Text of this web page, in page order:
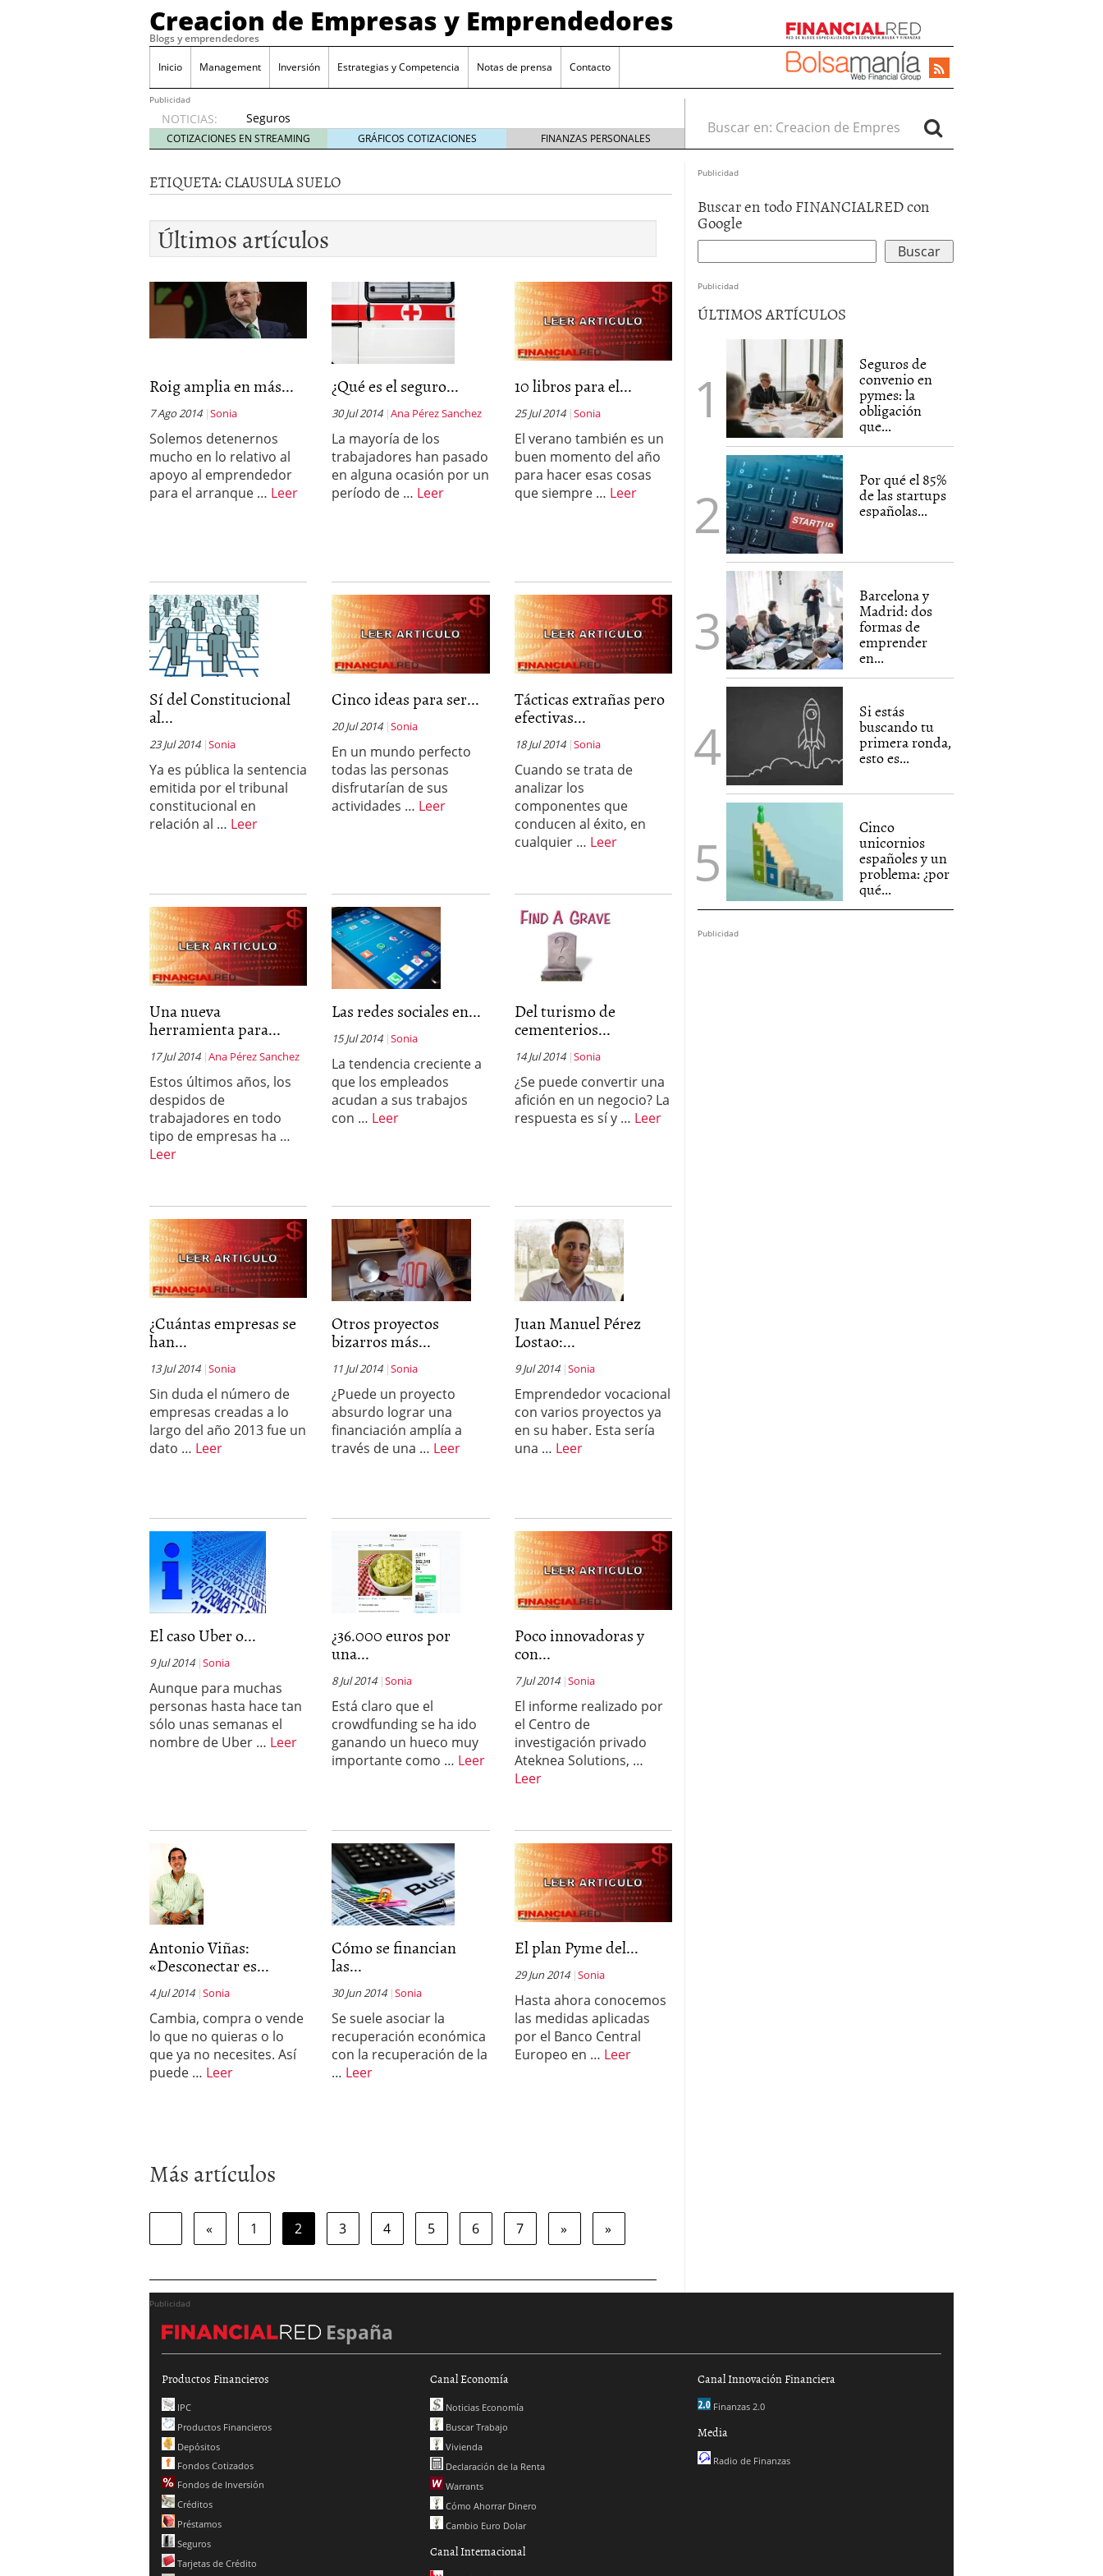
Creacion de Empresas y Emprendedores
Blogs y emprendedores
Inicio Management Inversión Estrategias y Competencia Notas de prensa Contacto
Publicidad
NOTICIAS:
Seguros
de
convenio
pymes:
la
obligación
que
muchas
descubren
cuando
ya es
demasiado
Por qué el 85% de las startups españolas no llega a los tres años (y cómo
evitar ser una de ellas) 2026/02/28
Barcelona y Madrid: dos formas de emprender en el mismo país 2026/02/23
Si estás buscando tu primera ronda, esto es lo que los fondos quieren ver
en 2026
2026/02/16
Cinco unicornios españoles y un problema: ¿por qué no salen más?
2026/02/08
COTIZACIONES EN STREAMING GRÁFICOS COTIZACIONES FINANZAS PERSONALES
Buscar en:
ETIQUETA:CLAUSULA SUELO
Últimos artículos
Roig amplia en más...
7 Ago 2014 Sonia
Solemos detenernos
mucho en lo relativo al
apoyo al emprendedor
para el arranque … Leer
¿Qué es el seguro...
30 Jul 2014 Ana Pérez Sanchez
La mayoría de los
trabajadores han pasado
en alguna ocasión por un
período de … Leer
10 libros para el...
25 Jul 2014 Sonia
El verano también es un
buen momento del año
para hacer esas cosas
que siempre … Leer
Sí del Constitucional
al...
23 Jul 2014 Sonia
Ya es pública la sentencia
emitida por el tribunal
constitucional en
relación al … Leer
Cinco ideas para ser...
20 Jul 2014 Sonia
En un mundo perfecto
todas las personas
disfrutarían de sus
actividades … Leer
Tácticas extrañas pero
efectivas...
18 Jul 2014 Sonia
Cuando se trata de
analizar los
componentes que
conducen al éxito, en
cualquier … Leer
Una nueva
herramienta para...
17 Jul 2014 Ana Pérez Sanchez
Estos últimos años, los
despidos de
trabajadores en todo
tipo de empresas ha …
Leer
Las redes sociales en...
15 Jul 2014 Sonia
La tendencia creciente a
que los empleados
acudan a sus trabajos
con … Leer
Del turismo de
cementerios...
14 Jul 2014 Sonia
¿Se puede convertir una
afición en un negocio? La
respuesta es sí y … Leer
¿Cuántas empresas se
han...
13 Jul 2014 Sonia
Sin duda el número de
empresas creadas a lo
largo del año 2013 fue un
dato … Leer
Otros proyectos
bizarros más...
11 Jul 2014 Sonia
¿Puede un proyecto
absurdo lograr una
financiación amplía a
través de una … Leer
Juan Manuel Pérez
Lostao:...
9 Jul 2014 Sonia
Emprendedor vocacional
con varios proyectos ya
en su haber. Esta sería
una … Leer
El caso Uber o...
9 Jul 2014 Sonia
Aunque para muchas
personas hasta hace tan
sólo unas semanas el
nombre de Uber … Leer
¿36.000 euros por
una...
8 Jul 2014 Sonia
Está claro que el
crowdfunding se ha ido
ganando un hueco muy
importante como … Leer
Poco innovadoras y
con...
7 Jul 2014 Sonia
El informe realizado por
el Centro de
investigación privado
Ateknea Solutions, …
Leer
Antonio Viñas:
«Desconectar es...
4 Jul 2014 Sonia
Cambia, compra o vende
lo que no quieras o lo
que ya no necesites. Así
puede … Leer
Cómo se financian
las...
30 Jun 2014 Sonia
Se suele asociar la
recuperación económica
con la recuperación de la
… Leer
El plan Pyme del...
29 Jun 2014 Sonia
Hasta ahora conocemos
las medidas aplicadas
por el Banco Central
Europeo en … Leer
Más artículos
« 1 2 3 4 5 6 7 » »
Publicidad
Buscar en todo FINANCIALRED con
Google
Publicidad
ÚLTIMOS ARTÍCULOS
Seguros de
convenio en
pymes: la
obligación
que...
Por qué el 85%
de las startups
españolas...
Barcelona y
Madrid: dos
formas de
emprender
en...
Si estás
buscando tu
primera ronda,
esto es...
Cinco
unicornios
españoles y un
problema: ¿por
qué...
Publicidad
Publicidad
España
Productos Financieros
IPC
Productos Financieros
Depósitos
Fondos Cotizados
Fondos de Inversión
Créditos
Préstamos
Seguros
Tarjetas de Crédito
Canal Economía
Noticias Economía
Buscar Trabajo
Vivienda
Declaración de la Renta
Warrants
Cómo Ahorrar Dinero
Cambio Euro Dolar
Canal Internacional
Canal Innovación Financiera
Finanzas 2.0
Media
Radio de Finanzas